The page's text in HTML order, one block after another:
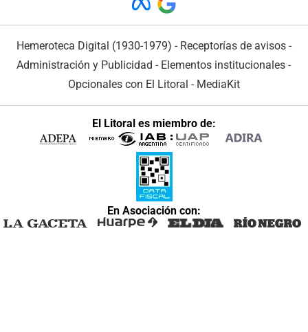
Hemeroteca Digital (1930-1979) - Receptorías de avisos -
Administración y Publicidad - Elementos institucionales -
Opcionales con El Litoral - MediaKit
El Litoral es miembro de:
En Asociación con: